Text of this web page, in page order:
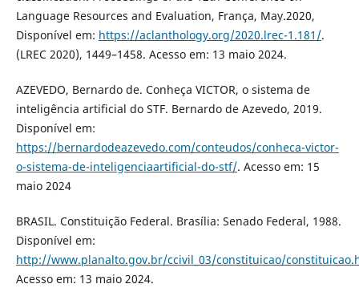
Language Resources and Evaluation, França, May.2020,
Disponível em: https://aclanthology.org/2020.lrec-1.181/.
(LREC 2020), 1449–1458. Acesso em: 13 maio 2024.
AZEVEDO, Bernardo de. Conheça VICTOR, o sistema de
inteligência artificial do STF. Bernardo de Azevedo, 2019.
Disponível em:
https://bernardodeazevedo.com/conteudos/conheca-victor-
o-sistema-de-inteligenciaartificial-do-stf/. Acesso em: 15
maio 2024
BRASIL. Constituição Federal. Brasília: Senado Federal, 1988.
Disponível em:
http://www.planalto.gov.br/ccivil_03/constituicao/
Acesso em: 13 maio 2024.